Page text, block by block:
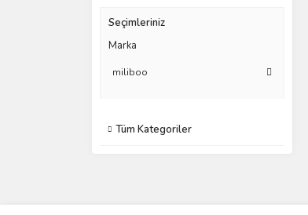
Seçimleriniz
Marka
miliboo
Tüm Kategoriler